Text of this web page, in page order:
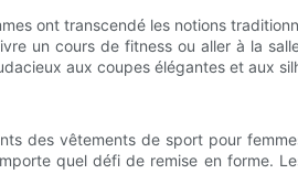
ont transcendé les notions
un cours de fitness ou aller à la
aux coupes élégantes et aux
des vêtements de sport pour
quel défi de remise en forme.